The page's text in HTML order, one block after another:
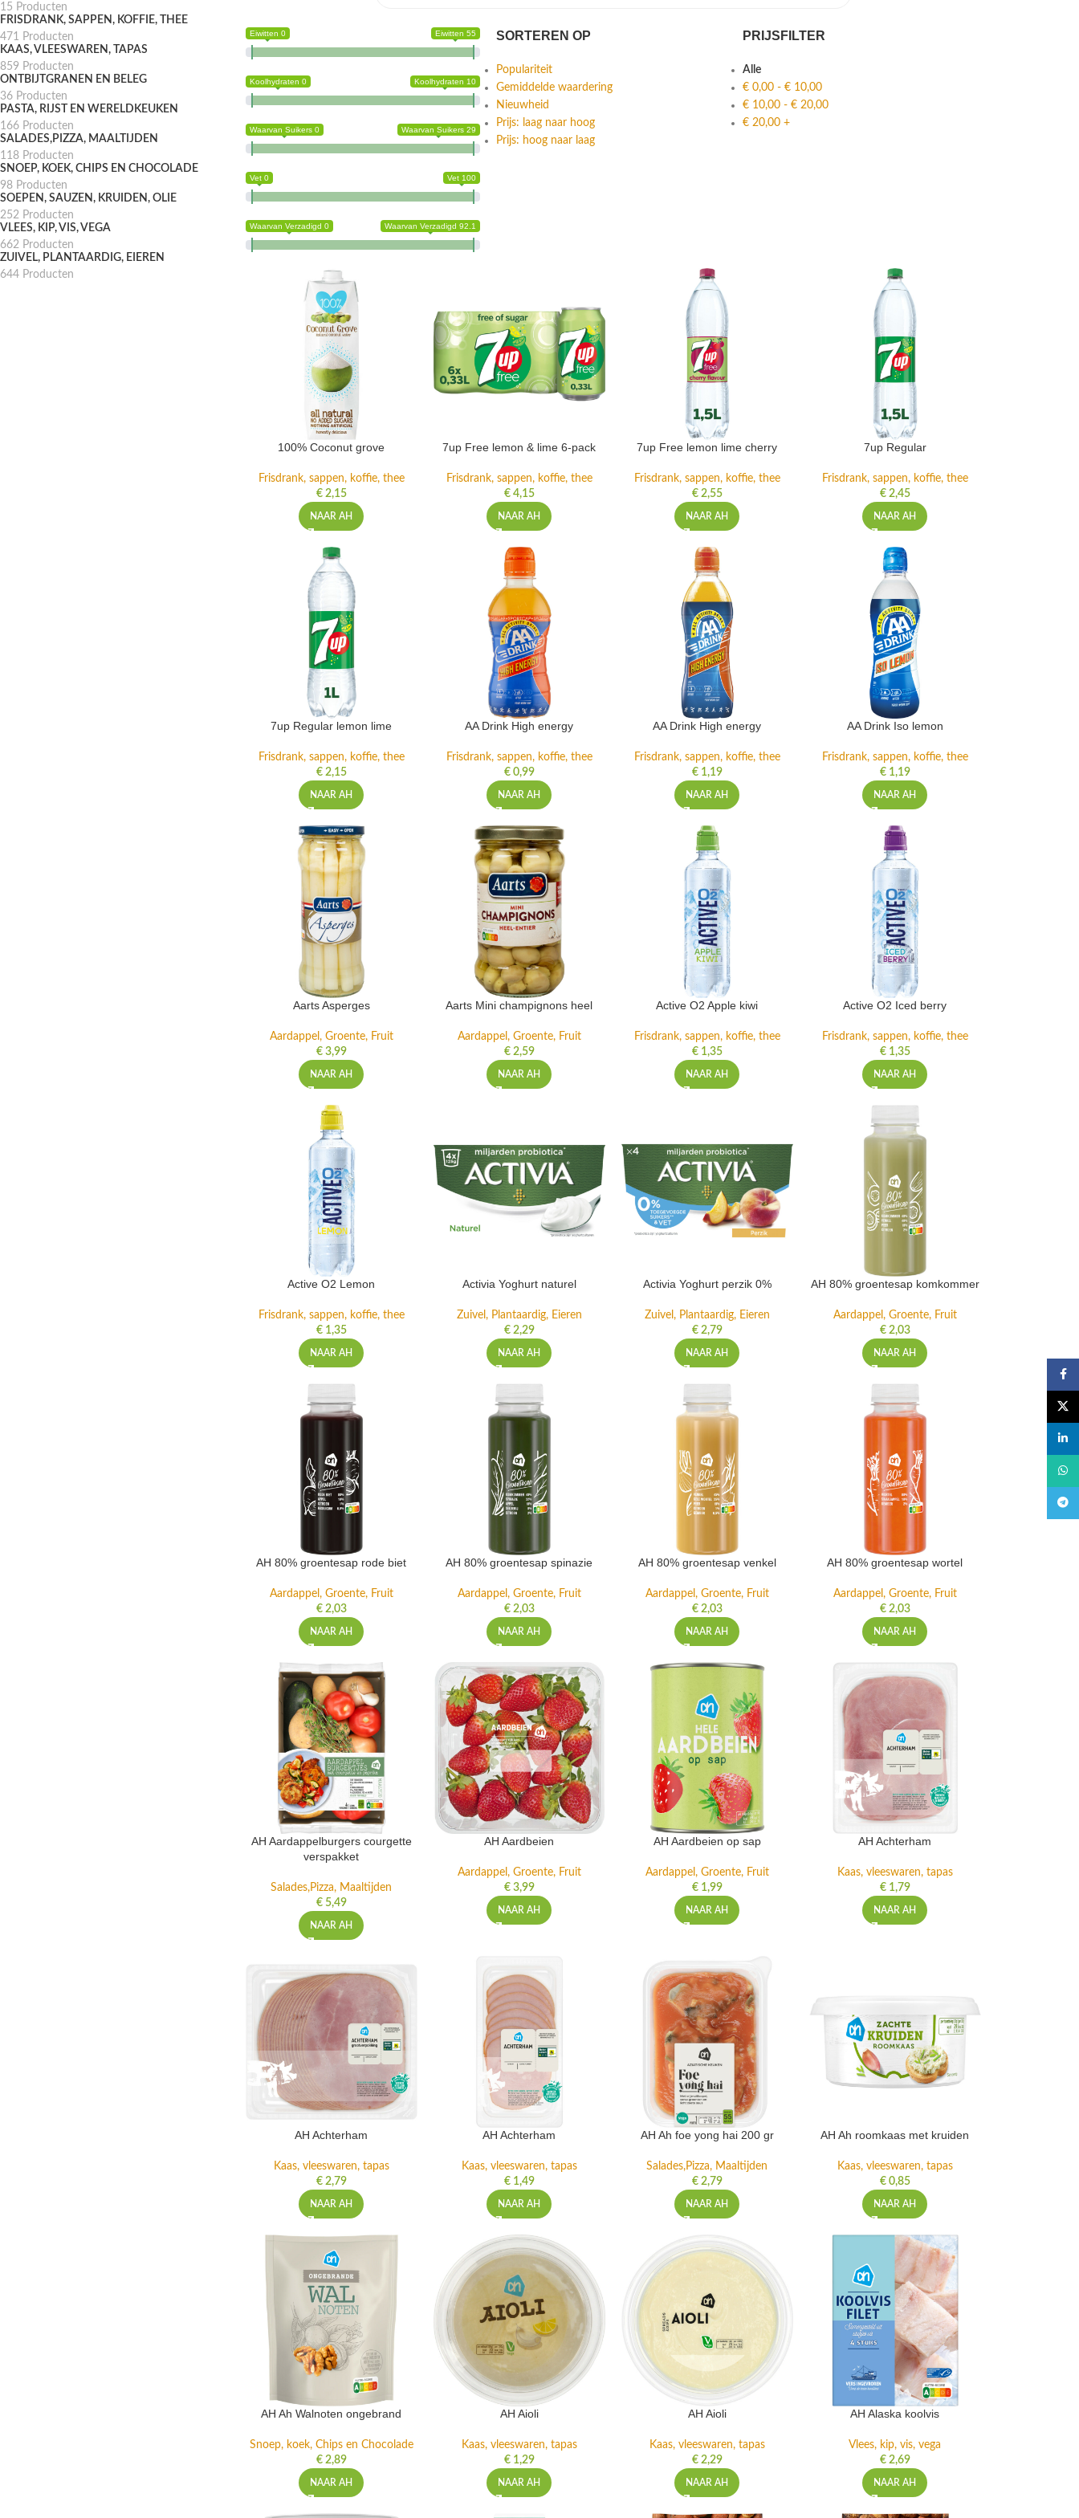
15 Producten
FRISDRANK, SAPPEN, KOFFIE, THEE
471 Producten
KAAS, VLEESWAREN, TAPAS
859 Producten
ONTBIJTGRANEN EN BELEG
36 Producten
PASTA, RIJST EN WERELDKEUKEN
166 Producten
SALADES,PIZZA, MAALTIJDEN
118 Producten
SNOEP, KOEK, CHIPS EN CHOCOLADE
98 Producten
SOEPEN, SAUZEN, KRUIDEN, OLIE
252 Producten
VLEES, KIP, VIS, VEGA
662 Producten
ZUIVEL, PLANTAARDIG, EIEREN
644 Producten
Eiwitten 0 Eiwitten 55
Koolhydraten 0 Koolhydraten 10
Waarvan Suikers 0 Waarvan Suikers 29
Vet 0 Vet 100
Waarvan Verzadigd 0 Waarvan Verzadigd 92.1
SORTEREN OP
Populariteit
Gemiddelde waardering
Nieuwheid
Prijs: laag naar hoog
Prijs: hoog naar laag
PRIJSFILTER
Alle
€0,00- €10,00
€10,00- €20,00
€20,00+
100% Coconut grove
Frisdrank, sappen, koffie, thee
€2,15
NAAR AH
7up Free lemon & lime 6-pack
Frisdrank, sappen, koffie, thee
€4,15
NAAR AH
7up Free lemon lime cherry
Frisdrank, sappen, koffie, thee
€2,55
NAAR AH
7up Regular
Frisdrank, sappen, koffie, thee
€2,45
NAAR AH
7up Regular lemon lime
Frisdrank, sappen, koffie, thee
€2,15
NAAR AH
AA Drink High energy
Frisdrank, sappen, koffie, thee
€0,99
NAAR AH
AA Drink High energy
Frisdrank, sappen, koffie, thee
€1,19
NAAR AH
AA Drink Iso lemon
Frisdrank, sappen, koffie, thee
€1,19
NAAR AH
Aarts Asperges
Aardappel, Groente, Fruit
€3,99
NAAR AH
Aarts Mini champignons heel
Aardappel, Groente, Fruit
€2,59
NAAR AH
Active O2 Apple kiwi
Frisdrank, sappen, koffie, thee
€1,35
NAAR AH
Active O2 Iced berry
Frisdrank, sappen, koffie, thee
€1,35
NAAR AH
Active O2 Lemon
Frisdrank, sappen, koffie, thee
€1,35
NAAR AH
Activia Yoghurt naturel
Zuivel, Plantaardig, Eieren
€2,29
NAAR AH
Activia Yoghurt perzik 0%
Zuivel, Plantaardig, Eieren
€2,79
NAAR AH
AH 80% groentesap komkommer
Aardappel, Groente, Fruit
€2,03
NAAR AH
AH 80% groentesap rode biet
Aardappel, Groente, Fruit
€2,03
NAAR AH
AH 80% groentesap spinazie
Aardappel, Groente, Fruit
€2,03
NAAR AH
AH 80% groentesap venkel
Aardappel, Groente, Fruit
€2,03
NAAR AH
AH 80% groentesap wortel
Aardappel, Groente, Fruit
€2,03
NAAR AH
AH Aardappelburgers courgette
verspakket
Salades,Pizza, Maaltijden
€5,49
NAAR AH
AH Aardbeien
Aardappel, Groente, Fruit
€3,99
NAAR AH
AH Aardbeien op sap
Aardappel, Groente, Fruit
€1,99
NAAR AH
AH Achterham
Kaas, vleeswaren, tapas
€1,79
NAAR AH
AH Achterham
Kaas, vleeswaren, tapas
€2,79
NAAR AH
AH Achterham
Kaas, vleeswaren, tapas
€1,49
NAAR AH
AH Ah foe yong hai 200 gr
Salades,Pizza, Maaltijden
€2,79
NAAR AH
AH Ah roomkaas met kruiden
Kaas, vleeswaren, tapas
€0,85
NAAR AH
AH Ah Walnoten ongebrand
Snoep, koek, Chips en Chocolade
€2,89
NAAR AH
AH Aioli
Kaas, vleeswaren, tapas
€1,29
NAAR AH
AH Aioli
Kaas, vleeswaren, tapas
€2,29
NAAR AH
AH Alaska koolvis
Vlees, kip, vis, vega
€2,69
NAAR AH